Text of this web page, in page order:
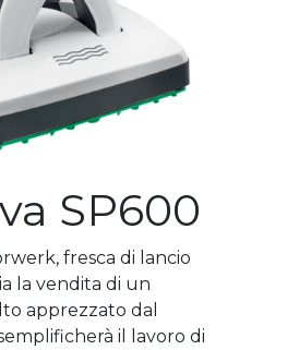
SP600
fresca di lancio
la vendita di un
apprezzato dal
il lavoro di